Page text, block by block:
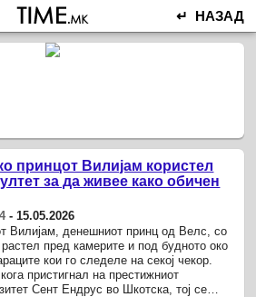
↵ НАЗАД
принцот Вилијам користел
за да живее како обичен
- 15.05.2026
Вилијам, денешниот принц од Велс, со
растел пред камерите и под будното око
кои го следеле на секој чекор.
пристигнал на престижниот
Сент Ендрус во Шкотска, тој се